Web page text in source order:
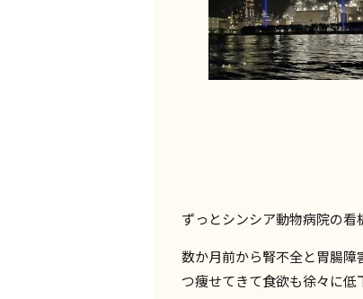
ずっとシンシア動物病院の看
数か月前から腎不全と胃腸
つ痩せてきて食欲も徐々に低